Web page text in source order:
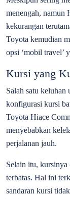
menengah, namun
kekurangan
Toyota kemudian
opsi ‘mobil travel’
Kursi yang
Salah satu keluhan
konfigurasi kursi
Toyota Hiace
menyebabkan
perjalanan jauh.
Selain itu, kursinya
terbatas. Hal ini
sandaran kursi